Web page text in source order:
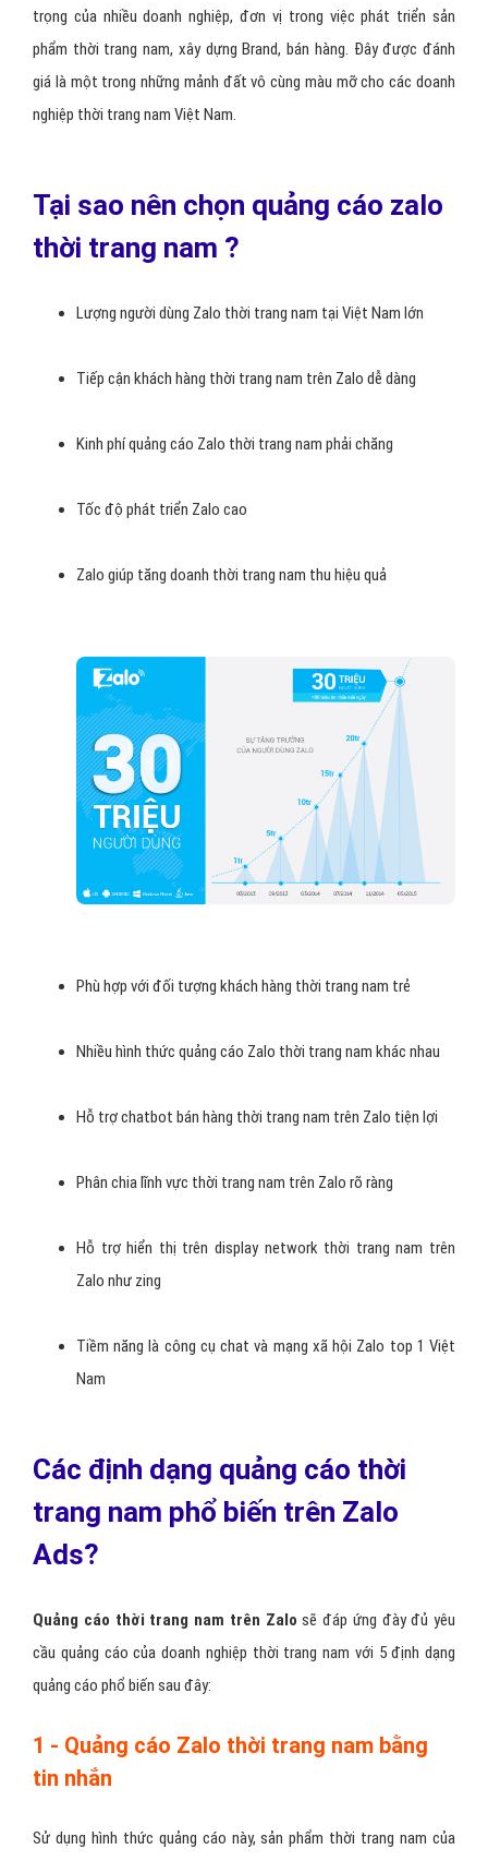
trọng của nhiều doanh nghiệp, đơn vị trong việc phát triển sản
phẩm thời trang nam, xây dựng Brand, bán hàng. Đây được đánh
giá là một trong những mảnh đất vô cùng màu mỡ cho các doanh
nghiệp thời trang nam Việt Nam.
Tại sao nên chọn quảng cáo zalo
thời trang nam ?
Lượng người dùng Zalo thời trang nam tại Việt Nam lớn
Tiếp cận khách hàng thời trang nam trên Zalo dễ dàng
Kinh phí quảng cáo Zalo thời trang nam phải chăng
Tốc độ phát triển Zalo cao
Zalo giúp tăng doanh thời trang nam thu hiệu quả
Phù hợp với đối tượng khách hàng thời trang nam trẻ
Nhiều hình thức quảng cáo Zalo thời trang nam khác nhau
Hỗ trợ chatbot bán hàng thời trang nam trên Zalo tiện lợi
Phân chia lĩnh vực thời trang nam trên Zalo rõ ràng
Hỗ trợ hiển thị trên display network thời trang nam trên
Zalo như zing
Tiềm năng là công cụ chat và mạng xã hội Zalo top 1 Việt
Nam
Các định dạng quảng cáo thời
trang nam phổ biến trên Zalo
Ads?
Quảng cáo thời trang nam trên Zalo sẽ đáp ứng đày đủ yêu
cầu quảng cáo của doanh nghiệp thời trang nam với 5 định dạng
quảng cáo phổ biến sau đây:
1 - Quảng cáo Zalo thời trang nam bằng
tin nhắn
Sử dụng hình thức quảng cáo này, sản phẩm thời trang nam của